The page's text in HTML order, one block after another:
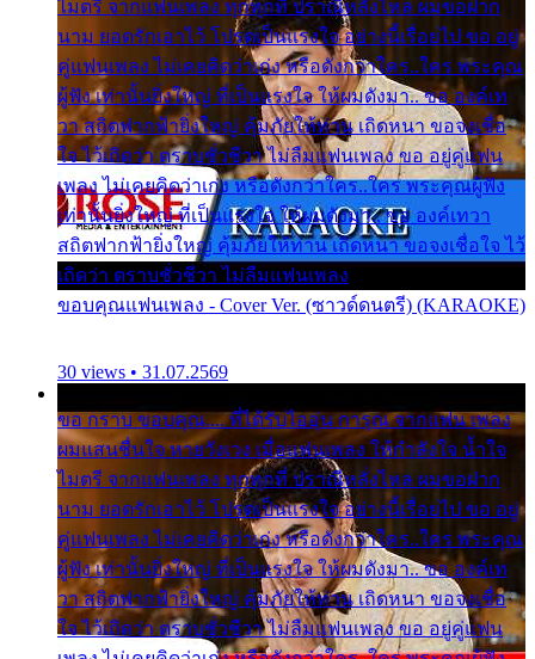
ไมตรี จากแฟนเพลง ทุกทุกที่ ปราณีหลั่งไหล ผมขอฝาก
นาม ยอดรักเอาไว้ โปรดเป็นแรงใจ อย่างนี้เรื่อยไป ขอ อยู่
คู่แฟนเพลง ไม่เคยคิดว่าเก่ง หรือดังกว่าใคร..ใคร พระคุณ
ผู้ฟัง เท่านั้นยิ่งใหญ่ ที่เป็นแรงใจ ให้ผมดังมา.. ขอ องค์เท
วา สถิตฟากฟ้ายิ่งใหญ่ คุ้มภัยให้ท่าน เถิดหนา ขอจงเชื่อ
ใจ ไว้เถิดว่า ตราบชั่วชีวา ไม่ลืมแฟนเพลง ขอ อยู่คู่แฟน
เพลง ไม่เคยคิดว่าเก่ง หรือดังกว่าใคร..ใคร พระคุณผู้ฟัง
เท่านั้นยิ่งใหญ่ ที่เป็นแรงใจ ให้ผมดังมา.. ขอ องค์เทวา
สถิตฟากฟ้ายิ่งใหญ่ คุ้มภัยให้ท่าน เถิดหนา ขอจงเชื่อใจ ไว้
เถิดว่า ตราบชั่วชีวา ไม่ลืมแฟนเพลง
ขอบคุณแฟนเพลง - Cover Ver. (ซาวด์ดนตรี) (KARAOKE)
30 views • 31.07.2569
ขอ กราบ ขอบคุณ.... ที่ได้รับไออุ่น การุณ จากแฟน เพลง
ผมแสนชื่นใจ หายวังเวง เมื่อแฟนเพลง ให้กำลังใจ น้ำใจ
ไมตรี จากแฟนเพลง ทุกทุกที่ ปราณีหลั่งไหล ผมขอฝาก
นาม ยอดรักเอาไว้ โปรดเป็นแรงใจ อย่างนี้เรื่อยไป ขอ อยู่
คู่แฟนเพลง ไม่เคยคิดว่าเก่ง หรือดังกว่าใคร..ใคร พระคุณ
ผู้ฟัง เท่านั้นยิ่งใหญ่ ที่เป็นแรงใจ ให้ผมดังมา.. ขอ องค์เท
วา สถิตฟากฟ้ายิ่งใหญ่ คุ้มภัยให้ท่าน เถิดหนา ขอจงเชื่อ
ใจ ไว้เถิดว่า ตราบชั่วชีวา ไม่ลืมแฟนเพลง ขอ อยู่คู่แฟน